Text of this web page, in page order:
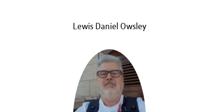
Lewis Daniel Owsley